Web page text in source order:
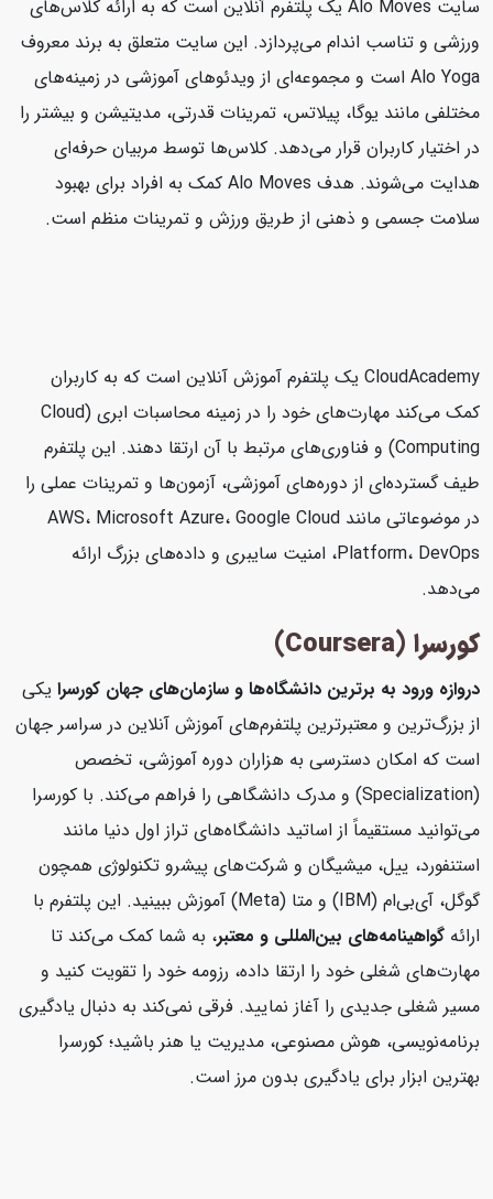
سایت Alo Moves یک پلتفرم آنلاین است که به ارائه کلاس‌های
ورزشی و تناسب اندام می‌پردازد. این سایت متعلق به برند معروف
Alo Yoga است و مجموعه‌ای از ویدئوهای آموزشی در زمینه‌های
مختلفی مانند یوگا، پیلاتس، تمرینات قدرتی، مدیتیشن و بیشتر را
در اختیار کاربران قرار می‌دهد. کلاس‌ها توسط مربیان حرفه‌ای
هدایت می‌شوند. هدف Alo Moves کمک به افراد برای بهبود
سلامت جسمی و ذهنی از طریق ورزش و تمرینات منظم است.
CloudAcademy یک پلتفرم آموزش آنلاین است که به کاربران
کمک می‌کند مهارت‌های خود را در زمینه محاسبات ابری (Cloud
Computing) و فناوری‌های مرتبط با آن ارتقا دهند. این پلتفرم
طیف گسترده‌ای از دوره‌های آموزشی، آزمون‌ها و تمرینات عملی را
در موضوعاتی مانند AWS، Microsoft Azure، Google Cloud
Platform، DevOps، امنیت سایبری و داده‌های بزرگ ارائه
می‌دهد.
کورسرا (Coursera)
دروازه ورود به برترین دانشگاه‌ها و سازمان‌های جهان کورسرایکی
از بزرگ‌ترین و معتبرترین پلتفرم‌های آموزش آنلاین در سراسر جهان
است که امکان دسترسی به هزاران دوره آموزشی، تخصص
(Specialization) و مدرک دانشگاهی را فراهم می‌کند. با کورسرا
می‌توانید مستقیماً از اساتید دانشگاه‌های تراز اول دنیا مانند
استنفورد، ییل، میشیگان و شرکت‌های پیشرو تکنولوژی همچون
گوگل، آی‌بی‌ام (IBM) و متا (Meta) آموزش ببینید. این پلتفرم با
ارائهگواهینامه‌های بین‌المللی و معتبر، به شما کمک می‌کند تا
مهارت‌های شغلی خود را ارتقا داده، رزومه خود را تقویت کنید و
مسیر شغلی جدیدی را آغاز نمایید. فرقی نمی‌کند به دنبال یادگیری
برنامه‌نویسی، هوش مصنوعی، مدیریت یا هنر باشید؛ کورسرا
بهترین ابزار برای یادگیری بدون مرز است.